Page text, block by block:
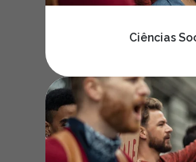
Ciências